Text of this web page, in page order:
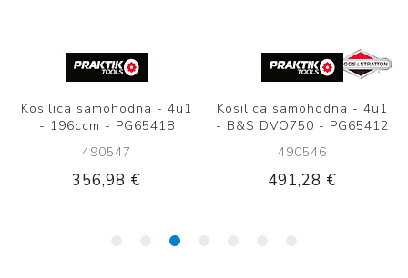
Kosilica samohodna - 4u1
- 196ccm - PG65418
490547
356,98 €
Kosilica samohodna - 4u1
- B&S DVO750 - PG65412
490546
491,28 €